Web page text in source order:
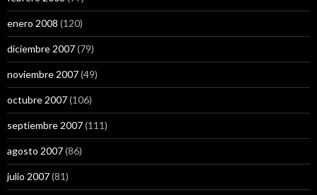
enero 2008 (120)
diciembre 2007(79)
noviembre 2007(49)
octubre 2007(106)
septiembre 2007(111)
agosto 2007(86)
julio 2007(81)